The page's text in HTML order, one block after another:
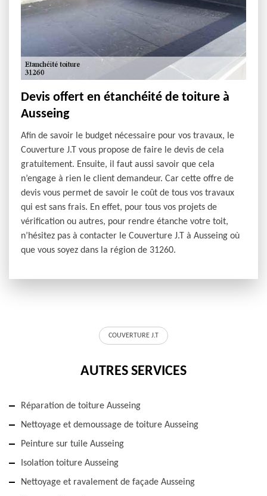
Devis offert en étanchéité de toiture à
Ausseing
Afin de savoir le budget nécessaire pour vos travaux, le
Couverture J.T vous propose de faire le devis de cela
gratuitement. Ensuite, il faut aussi savoir que cela
n’engage à rien le client demandeur. Car cette offre de
devis vous permet de savoir le coût de tous vos travaux
qui est sans frais. En effet, pour tous vos projets de
vérification ou autres, pour rendre étanche votre toit,
n’hésitez pas à contacter le Couverture J.T à Ausseing où
que vous soyez dans la région de 31260.
COUVERTURE J.T
AUTRES SERVICES
Réparation de toiture Ausseing
Nettoyage et demoussage de toiture Ausseing
Peinture sur tuile Ausseing
Isolation toiture Ausseing
Nettoyage et ravalement de façade Ausseing